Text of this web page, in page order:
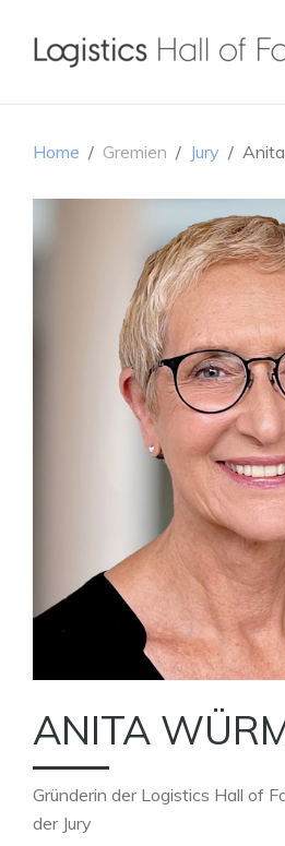
Home Gremien Jury
ANITA
Gründerin der Logistics Hall of
der Jury